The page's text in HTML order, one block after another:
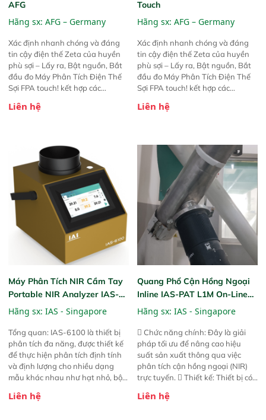
AFG
Hãng sx: AFG – Germany
Xác định nhanh chóng và đáng
tin cậy điện thế Zeta của huyền
phù sợi – Lấy ra, Bật nguồn, Bắt
đầu đo Máy Phân Tích Điện Thế
Sợi FPA touch! kết hợp các
được chứng minh với sự đơn giản
trước đó. Nhưng so với các phiên
bản trước, FPA touch! nhỏ hơn và
nhẹ hơn đáng kể, đồng thời được
nâng cấp với các tính năng mới.
Liên hệ
Touch
Hãng sx: AFG – Germany
Xác định nhanh chóng và đáng
tin cậy điện thế Zeta của huyền
phù sợi – Lấy ra, Bật nguồn, Bắt
đầu đo Máy Phân Tích Điện Thế
Sợi FPA touch! kết hợp các
được chứng minh với sự đơn giản
trước đó. Nhưng so với các phiên
bản trước, FPA touch! nhỏ hơn và
nhẹ hơn đáng kể, đồng thời được
nâng cấp với các tính năng mới.
Liên hệ
Máy Phân Tích NIR Cầm Tay
Portable NIR Analyzer IAS-
6100
Hãng sx: IAS - Singapore
Tổng quan: IAS-6100 là thiết bị
phân tích đa năng, được thiết kế
để thực hiện phân tích định tính
và định lượng cho nhiều dạng
mẫu khác nhau như hạt nhỏ, bột,
này cho phép bất kỳ ai cũng có
Liên hệ
Quang Phổ Cận Hồng Ngoại
Inline IAS-PAT L1M On-Line
NIR
Hãng sx: IAS - Singapore
 Chức năng chính: Đây là giải
pháp tối ưu để nâng cao hiệu
suất sản xuất thông qua việc
phân tích cận hồng ngoại (NIR)
trực tuyến.  Thiết kế: Thiết bị có
hỗ trợ tản nhiệt tăng cường và đã
Liên hệ